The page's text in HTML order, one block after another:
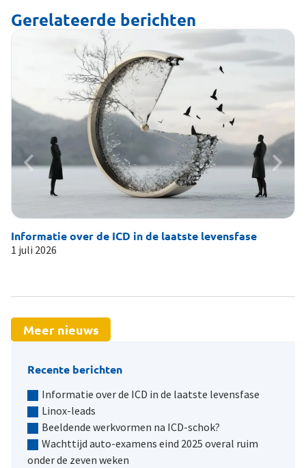
Recente berichten
Informatie over de ICD in de laatste levensfase
Linox-leads
Beeldende werkvormen na ICD-schok?
Wachttijd auto-examens eind 2025 overal ruim
onder de zeven weken
Gerelateerde berichten
Informatie over de ICD in de laatste levensfase
1 juli 2026
Meer nieuws